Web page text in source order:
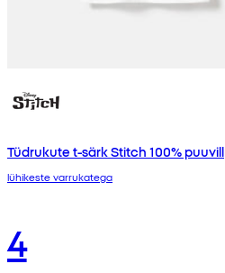
Tüdrukute t-särk Stitch 100% puuvill
lühikeste varrukatega
4